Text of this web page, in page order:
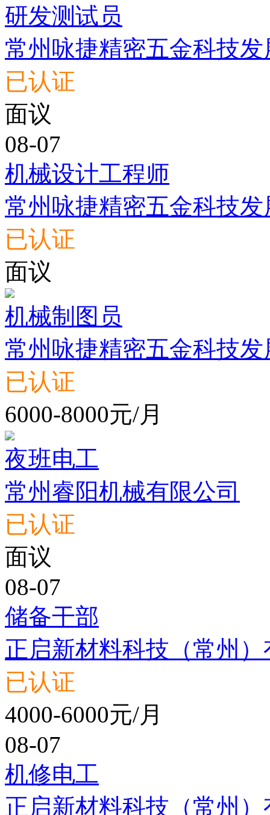
研发测试员
常州咏捷精密五金科技
已认证
面议
08-07
机械设计工程师
常州咏捷精密五金科技
已认证
面议
机械制图员
常州咏捷精密五金科技
已认证
6000-8000元/月
夜班电工
常州睿阳机械有限公司
已认证
面议
08-07
储备干部
正启新材料科技（常州
已认证
4000-6000元/月
08-07
机修电工
正启新材料科技（常州